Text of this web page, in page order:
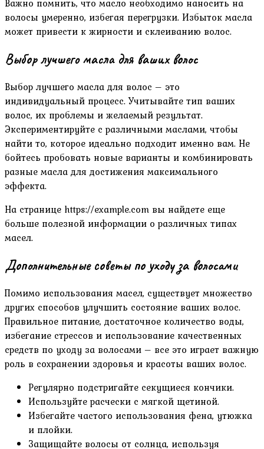
Важно помнить‚ что масло необходимо наносить на
волосы умеренно‚ избегая перегрузки. Избыток масла
может привести к жирности и склеиванию волос.
Выбор лучшего масла для ваших волос
Выбор лучшего масла для волос – это
индивидуальный процесс. Учитывайте тип ваших
волос‚ их проблемы и желаемый результат.
Экспериментируйте с различными маслами‚ чтобы
найти то‚ которое идеально подходит именно вам. Не
бойтесь пробовать новые варианты и комбинировать
разные масла для достижения максимального
эффекта.
На странице https://example.com вы найдете еще
больше полезной информации о различных типах
масел.
Дополнительные советы по уходу за волосами
Помимо использования масел‚ существует множество
других способов улучшить состояние ваших волос.
Правильное питание‚ достаточное количество воды‚
избегание стрессов и использование качественных
средств по уходу за волосами – все это играет важную
роль в сохранении здоровья и красоты ваших волос.
Регулярно подстригайте секущиеся кончики.
Используйте расчески с мягкой щетиной.
Избегайте частого использования фена‚ утюжка
и плойки.
Защищайте волосы от солнца‚ используя